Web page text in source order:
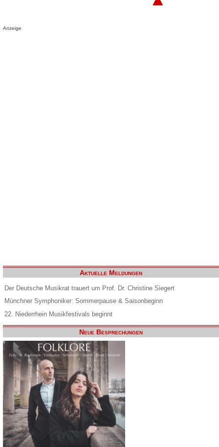
Anzeige
Aktuelle Meldungen
Der Deutsche Musikrat trauert um Prof. Dr. Christine Siegert
Münchner Symphoniker: Sommerpause & Saisonbeginn
22. Niederrhein Musikfestivals beginnt
Neue Besprechungen